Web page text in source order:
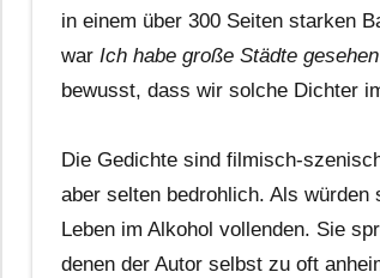
in einem über 300 Seiten starken
war Ich habe große Städte gesehen
bewusst, dass wir solche Dichter
Die Gedichte sind filmisch-
aber selten bedrohlich. Als
Leben im Alkohol vollenden. Sie
denen der Autor selbst zu oft